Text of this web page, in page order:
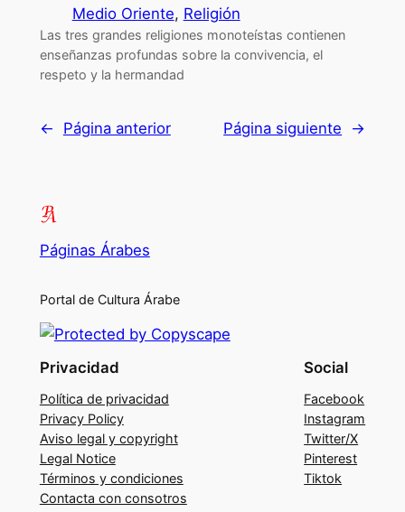
Medio Oriente, Religión
Las tres grandes religiones monoteístas contienen
enseñanzas profundas sobre la convivencia, el
respeto y la hermandad
← Página anterior Página siguiente →
Páginas Árabes
Portal de Cultura Árabe
Privacidad
Política de privacidad
Privacy Policy
Aviso legal y copyright
Legal Notice
Términos y condiciones
Contacta con consotros
Social
Facebook
Instagram
Twitter/X
Pinterest
Tiktok